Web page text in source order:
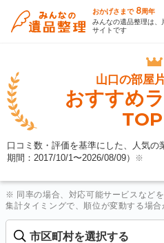
おかげさまで 8周年
みんなの遺品整理は、
サイトです
山口の部屋
おすすめ
TOP
口コミ数・評価を基準にした、人気
期間：2017/10/1〜2026/08/09） ※
※ 同率の場合、対応可能サービスなど
集計タイミングで、順位が変動する場合
市区町村を選択する